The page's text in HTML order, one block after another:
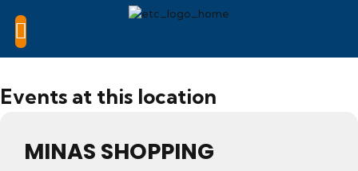
Events at this location
MINAS SHOPPING